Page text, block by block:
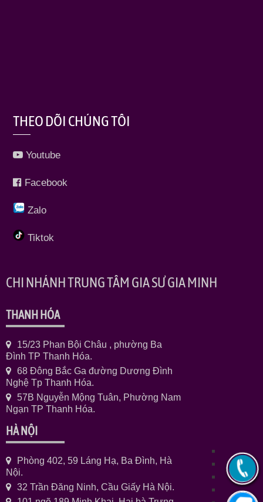
THEO DÕI CHÚNG TÔI
Youtube
Facebook
Zalo
Tiktok
CHI NHÁNH TRUNG TÂM GIA SƯ GIA MINH
THANH HÓA
15/23 Phan Bội Châu , phường Ba
Đình TP Thanh Hóa.
68 Đông Bắc Ga đường Dương Đình
Nghệ Tp Thanh Hóa.
57B Nguyễn Mộng Tuân, Phường Nam
Ngạn TP Thanh Hóa.
HÀ NỘI
Phòng 402, 59 Láng Hạ, Ba Đình, Hà
Nội.
32 Trần Đăng Ninh, Cầu Giấy Hà Nội.